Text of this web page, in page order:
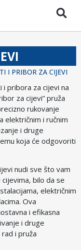
I PRIBOR ZA CIJEVI
pribora za cijevi na
za cijevi” pruža
rukovanje
električnim i ručnim
i druge
koja će odgovoriti
nudi sve što vam
bilo da se
električnim
Ova
i efikasna
i druge
i pruža